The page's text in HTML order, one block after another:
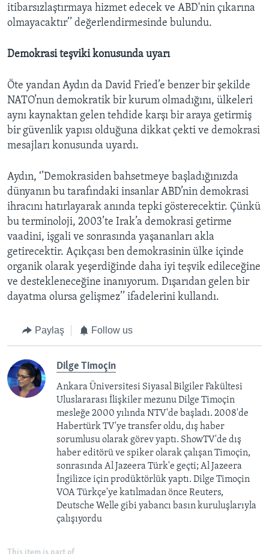
itibarsızlaştırmaya hizmet edecek ve ABD'nin çıkarına
olmayacaktır’’ değerlendirmesinde bulundu.
Demokrasi teşviki konusunda uyarı
Öte yandan Aydın da David Fried’e benzer bir şekilde
NATO’nun demokratik bir kurum olmadığını, ülkeleri
aynı kaynaktan gelen tehdide karşı bir araya getirmiş
bir güvenlik yapısı olduğuna dikkat çekti ve demokrasi
mesajları konusunda uyardı.
Aydın, ‘’Demokrasiden bahsetmeye başladığınızda
dünyanın bu tarafındaki insanlar ABD’nin demokrasi
ihracını hatırlayarak anında tepki gösterecektir. Çünkü
bu terminoloji, 2003’te Irak’a demokrasi getirme
vaadini, işgali ve sonrasında yaşananları akla
getirecektir. Açıkçası ben demokrasinin ülke içinde
organik olarak yeşerdiğinde daha iyi teşvik edileceğine
ve destekleneceğine inanıyorum. Dışarıdan gelen bir
dayatma olursa gelişmez’’ ifadelerini kullandı.
Paylaş Follow us
Dilge Timoçin
Ankara Üniversitesi Siyasal Bilgiler Fakültesi
Uluslararası İlişkiler mezunu Dilge Timoçin
mesleğe 2000 yılında NTV'de başladı. 2008'de
Habertürk TV'ye transfer oldu, dış haber
sorumlusu olarak görev yaptı. ShowTV'de dış
haber editörü ve spiker olarak çalışan Timoçin,
sonrasında Al Jazeera Türk'e geçti; Al Jazeera
İngilizce için prodüktörlük yaptı. Dilge Timoçin
VOA Türkçe'ye katılmadan önce Reuters,
Deutsche Welle gibi yabancı basın kuruluşlarıyla
çalışıyordu